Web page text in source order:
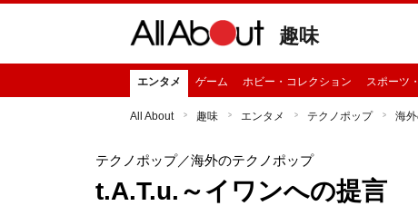
趣味
エンタメ ゲーム ホビー・コレクション スポーツ
All About 趣味 エンタメ テクノポップ 海
テクノポップ／海外のテクノポップ
t.A.T.u.～イワンへの提言